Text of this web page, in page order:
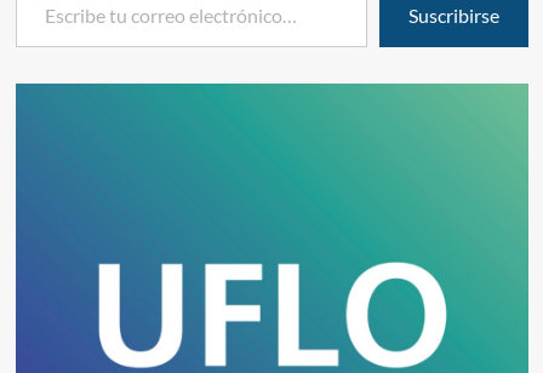
Suscribirse